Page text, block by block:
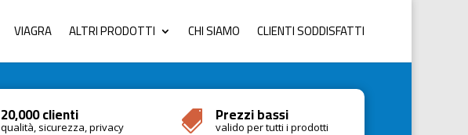
VIAGRA ALTRI PRODOTTI CHI SIAMO CLIENTI SODDISFATTI
20,000 clienti
qualità, sicurezza, privacy  Prezzi bassi
valido per tutti i prodotti